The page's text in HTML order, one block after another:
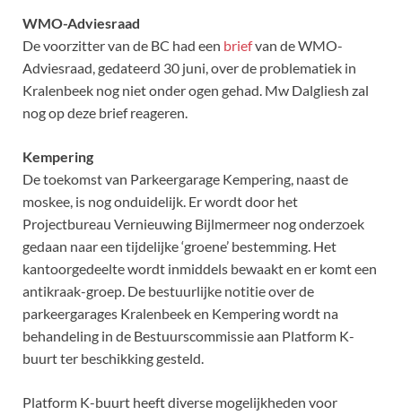
WMO-Adviesraad
De voorzitter van de BC had een briefvan de WMO-
Adviesraad, gedateerd 30 juni, over de problematiek in
Kralenbeek nog niet onder ogen gehad. Mw Dalgliesh zal
nog op deze brief reageren.
Kempering
De toekomst van Parkeergarage Kempering, naast de
moskee, is nog onduidelijk. Er wordt door het
Projectbureau Vernieuwing Bijlmermeer nog onderzoek
gedaan naar een tijdelijke ‘groene’ bestemming. Het
kantoorgedeelte wordt inmiddels bewaakt en er komt een
antikraak-groep. De bestuurlijke notitie over de
parkeergarages Kralenbeek en Kempering wordt na
behandeling in de Bestuurscommissie aan Platform K-
buurt ter beschikking gesteld.
Platform K-buurt heeft diverse mogelijkheden voor